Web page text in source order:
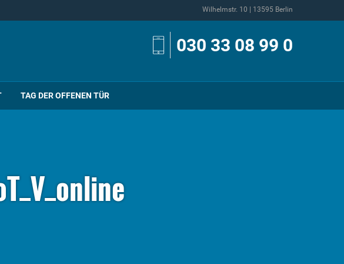
Wilhelmstr. 10 | 13595 Berlin
030 33 08 99 0
TAG DER OFFENEN TÜR